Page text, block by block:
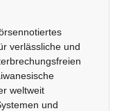
verlässliche und
weltweit
und